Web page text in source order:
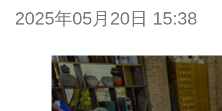
2025年05月20日 15:38